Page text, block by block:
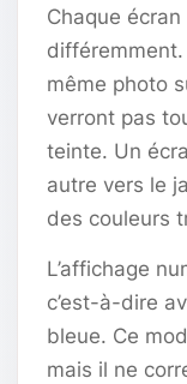
Chaque
même photo
verront pas
teinte. Un
autre vers le
des couleurs
L’affichage
c’est-à-dire
bleue. Ce
mais il ne